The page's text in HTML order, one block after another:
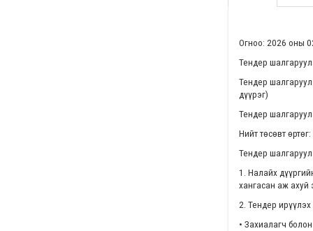
Огноо: 2026 оны
Тендер
Тендер
дүүрэг)
Тендер
Нийт төсөвт
Тендер
1. Налайх
хангасан аж ахуй
2. Тендер
• Захиалагч